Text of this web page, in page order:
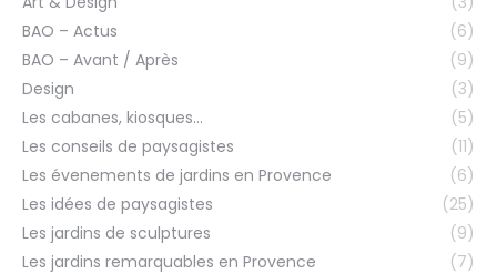
BAO – Actus
(6)
BAO – Avant / Après
(9)
Design
(3)
Les cabanes, kiosques…
(5)
Les conseils de paysagistes
(11)
Les évenements de jardins en Provence
(6)
Les idées de paysagistes
(25)
Les jardins de sculptures
(9)
Les jardins remarquables en Provence
(7)